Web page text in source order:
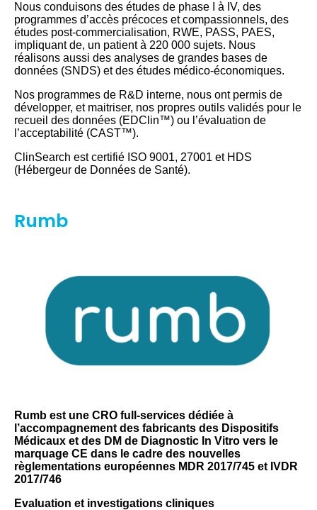
Nous conduisons des études de phase I à IV, des
programmes d’accès précoces et compassionnels, des
études post-commercialisation, RWE, PASS, PAES,
impliquant de, un patient à 220 000 sujets. Nous
réalisons aussi des analyses de grandes bases de
données (SNDS) et des études médico-économiques.
Nos programmes de R&D interne, nous ont permis de
développer, et maitriser, nos propres outils validés pour le
recueil des données (EDClin™) ou l’évaluation de
l’acceptabilité (CAST™).
ClinSearch est certifié ISO 9001, 27001 et HDS
(Hébergeur de Données de Santé).
Rumb
Rumb est une CRO full-services dédiée à
l’accompagnement des fabricants des Dispositifs
Médicaux et des DM de Diagnostic In Vitro vers le
marquage CE dans le cadre des nouvelles
règlementations européennes MDR 2017/745 et IVDR
2017/746
Evaluation et investigations cliniques